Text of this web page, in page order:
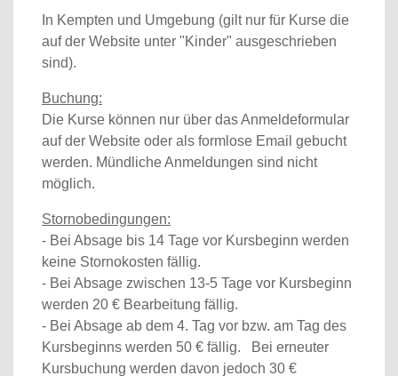
In Kempten und Umgebung (gilt nur für Kurse die
auf der Website unter "Kinder" ausgeschrieben
sind).
Buchung:
Die Kurse können nur über das Anmeldeformular
auf der Website oder als formlose Email gebucht
werden. Mündliche Anmeldungen sind nicht
möglich.
Stornobedingungen:
- Bei Absage bis 14 Tage vor Kursbeginn werden
keine Stornokosten fällig.
- Bei Absage zwischen 13-5 Tage vor Kursbeginn
werden 20 € Bearbeitung fällig.
- Bei Absage ab dem 4. Tag vor bzw. am Tag des
Kursbeginns werden 50 € fällig. Bei erneuter
Kursbuchung werden davon jedoch 30 €